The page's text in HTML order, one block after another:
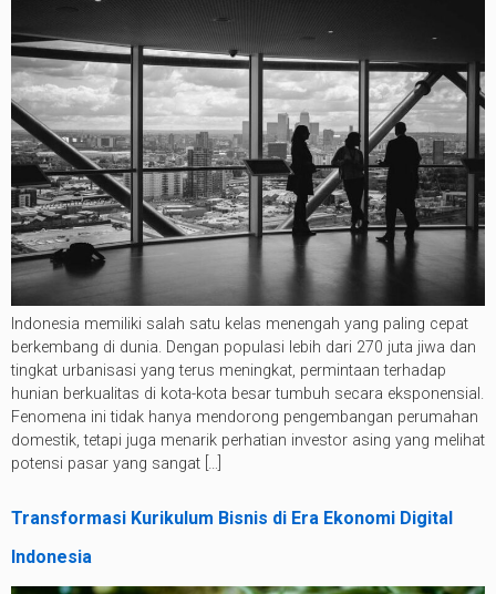
Indonesia memiliki salah satu kelas menengah yang paling cepat
berkembang di dunia. Dengan populasi lebih dari 270 juta jiwa dan
tingkat urbanisasi yang terus meningkat, permintaan terhadap
hunian berkualitas di kota-kota besar tumbuh secara eksponensial.
Fenomena ini tidak hanya mendorong pengembangan perumahan
domestik, tetapi juga menarik perhatian investor asing yang melihat
potensi pasar yang sangat […]
Transformasi Kurikulum Bisnis di Era Ekonomi Digital
Indonesia